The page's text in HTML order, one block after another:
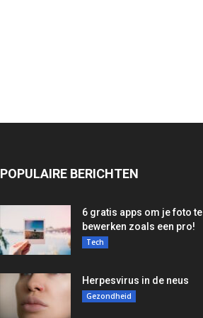
POPULAIRE BERICHTEN
6 gratis apps om je foto te
bewerken zoals een pro!
Tech
Herpesvirus in de neus
Gezondheid